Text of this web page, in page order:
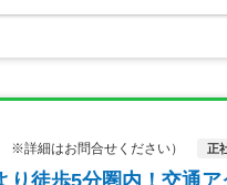
詳細はお問合せください）
正
り徒歩5分圏内！交通